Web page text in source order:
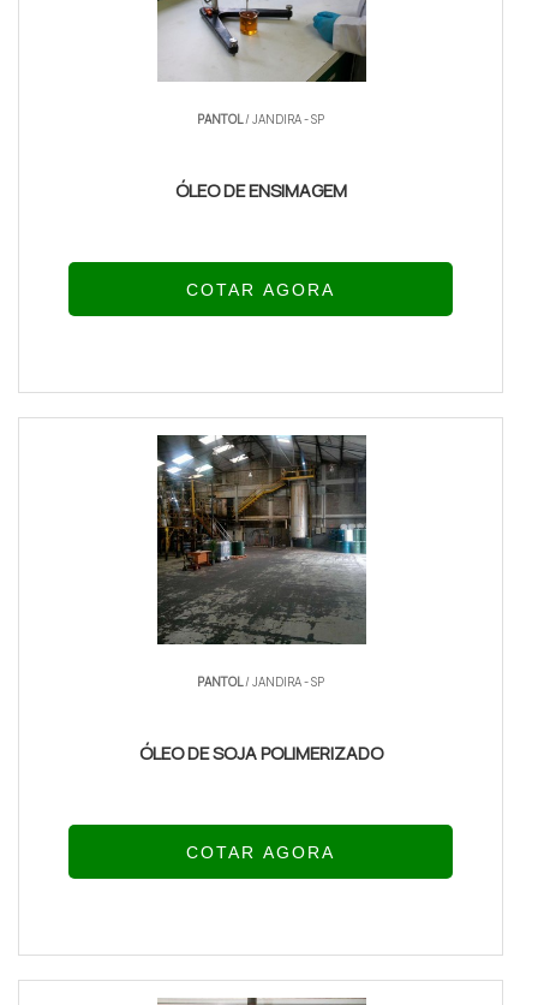
PANTOL/ JANDIRA - SP
ÓLEO DE ENSIMAGEM
COTAR AGORA
PANTOL/ JANDIRA - SP
ÓLEO DE SOJA POLIMERIZADO
COTAR AGORA